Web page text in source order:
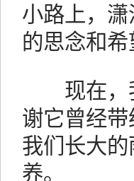
小路上，
的思念和希
现在，我
谢它曾经
我们长大
养。